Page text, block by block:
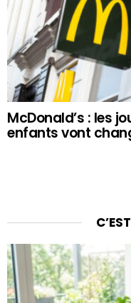
McDonald’s : les
enfants vont